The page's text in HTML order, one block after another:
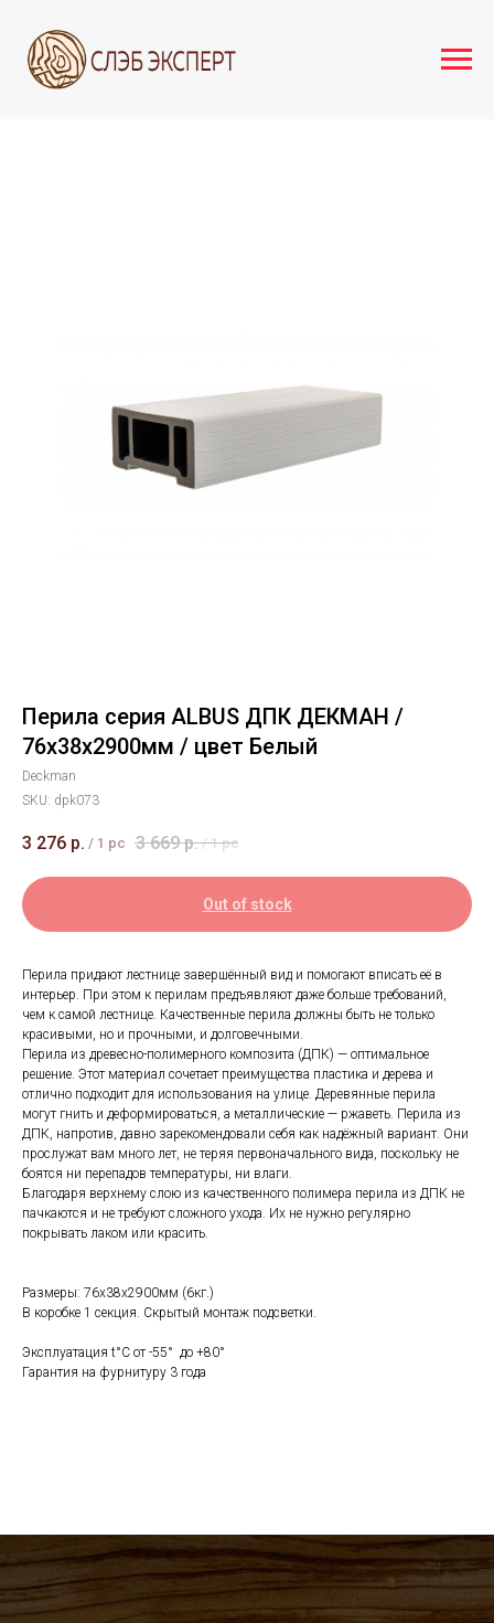
Перила серия ALBUS ДПК ДЕКМАН /
76х38х2900мм / цвет Белый
Deckman
SKU: dpk073
3 276 р. / 1 pc 3 669 р. / 1 pc
Out of stock
Перила придают лестнице завершённый вид и помогают вписать её в
интерьер. При этом к перилам предъявляют даже больше требований,
чем к самой лестнице. Качественные перила должны быть не только
красивыми, но и прочными, и долговечными.
Перила из древесно-полимерного композита (ДПК) — оптимальное
решение. Этот материал сочетает преимущества пластика и дерева и
отлично подходит для использования на улице. Деревянные перила
могут гнить и деформироваться, а металлические — ржаветь. Перила из
ДПК, напротив, давно зарекомендовали себя как надёжный вариант. Они
прослужат вам много лет, не теряя первоначального вида, поскольку не
боятся ни перепадов температуры, ни влаги.
Благодаря верхнему слою из качественного полимера перила из ДПК не
пачкаются и не требуют сложного ухода. Их не нужно регулярно
покрывать лаком или красить.
Размеры: 76х38х2900мм (6кг.)
В коробке 1 секция. Скрытый монтаж подсветки.
Эксплуатация t°C от -55° до +80°
Гарантия на фурнитуру 3 года